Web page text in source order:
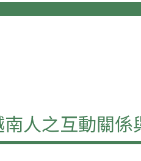
人之互動關係